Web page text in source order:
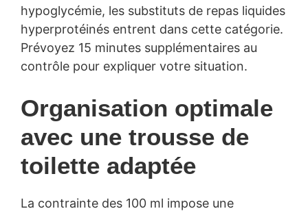
hypoglycémie, les substituts de repas liquides
hyperprotéinés entrent dans cette catégorie.
Prévoyez 15 minutes supplémentaires au
contrôle pour expliquer votre situation.
Organisation optimale
avec une trousse de
toilette adaptée
La contrainte des 100 ml impose une